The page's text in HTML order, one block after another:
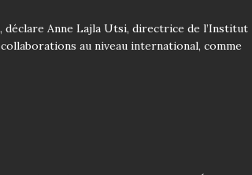
Anne Lajla Utsi, directrice de l’Institut
au niveau international, comme